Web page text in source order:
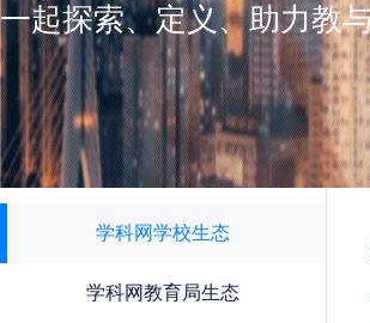
一起探索、定义、助力教
学科网学校生态
学科网教育局生态